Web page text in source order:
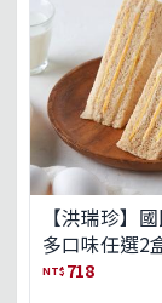
【洪瑞珍】
多口味任選2
盒)(免運)
NT$ 718